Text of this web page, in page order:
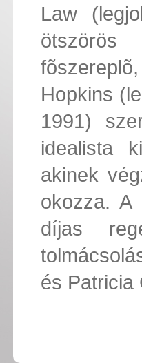
Law
ötszörös
Hopkins
1991)
idealista
akinek
okozza. A
díjas
és Patricia